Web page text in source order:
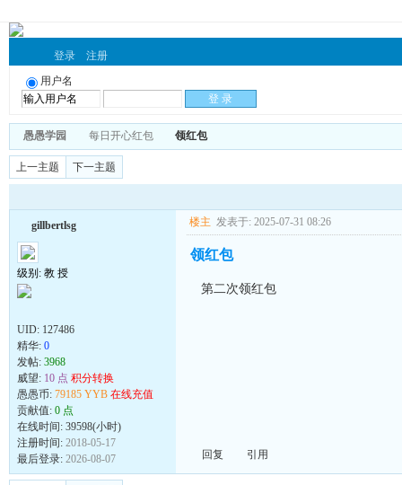
登录 注册
用户名
愚愚学园 每日开心红包 领红包
上一主题 下一主题
gillbertlsg
级别: 教 授
UID: 127486
精华: 0
发帖: 3968
威望: 10 点 积分转换
愚愚币: 79185 YYB 在线充值
贡献值: 0 点
在线时间: 39598(小时)
注册时间: 2018-05-17
最后登录: 2026-08-07
楼主 发表于: 2025-07-31 08:26
领红包
第二次领红包
回复 引用